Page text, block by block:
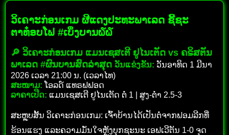
ວິເຄາະກ່ອນເກມ ຜີແດງປະທະພາເລດ ຊີ້ຊະ
ຕາທ໋ອບໂຟ #ເບິ່ງບານ໖໖
🔎 ວິເຄາະກ່ອນເກມ ແມນເຊສເຕີ ຢູໄນເຕັດ vs ຄຣິສຕັນ
ພາເລດ #ຜົນບານສົດລ່າສຸດ ວັນແຂ່ງຂັນ: ວັນອາທິດ 1 ມີນາ
2026 ເວລາ 21:00 ນ. (ເວລາໄທ)
ສະໜາມ: ໂອລດ໌ ແທຣຟຟອດ
ລາຄາເປີດ: ແມນເຊສເຕີ ຢູໄນເຕັດ ຕໍ່ 1 | ສູງ-ຕໍ່າ 2.5-3
ສະຫຼຸບສັ້ນ ວິເຄາະກ່ອນເກມ: ເຈົ້າບ້ານໄດ້ເປັນຕໍ່ຈາກຟອມລີກທີ່
ຮ້ອນແຮງ ແລະຄວາມມັ່ນໃຈຫຼັງບຸກຊະນະ ເອຟເວີຕັນ 1-0 ຈຸດ